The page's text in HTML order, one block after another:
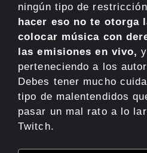
ningún tipo de
hacer eso no te otorga
colocar música con
las emisiones en vivo,
perteneciendo a los
Debes tener mucho
tipo de malentendidos
pasar un mal rato a lo
Twitch.